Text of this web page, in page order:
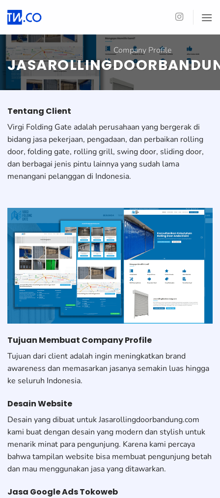
Company Profile
Tentang Client
Virgi Folding Gate adalah perusahaan yang bergerak di
bidang jasa pekerjaan, pengadaan, dan perbaikan rolling
door, folding gate, rolling grill, swing door, sliding door,
dan berbagai jenis pintu lainnya yang sudah lama
menangani pelanggan di Indonesia.
Tujuan Membuat Company Profile
Tujuan dari client adalah ingin meningkatkan brand
awareness dan memasarkan jasanya semakin luas hingga
ke seluruh Indonesia.
Desain Website
Desain yang dibuat untuk Jasarollingdoorbandung.com
kami buat dengan desain yang modern dan stylish untuk
menarik minat para pengunjung. Karena kami percaya
bahwa tampilan website bisa membuat pengunjung betah
dan mau menggunakan jasa yang ditawarkan.
Jasa Google Ads Tokoweb